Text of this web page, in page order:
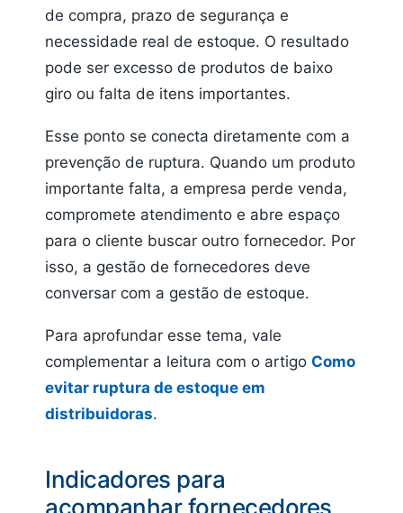
de compra, prazo de segurança e
necessidade real de estoque. O resultado
pode ser excesso de produtos de baixo
giro ou falta de itens importantes.
Esse ponto se conecta diretamente com a
prevenção de ruptura. Quando um produto
importante falta, a empresa perde venda,
compromete atendimento e abre espaço
para o cliente buscar outro fornecedor. Por
isso, a gestão de fornecedores deve
conversar com a gestão de estoque.
Para aprofundar esse tema, vale
complementar a leitura com o artigo Como
evitar ruptura de estoque em
distribuidoras.
Indicadores para
acompanhar fornecedores